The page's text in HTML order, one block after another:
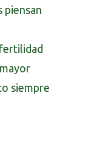
piensan
siempre